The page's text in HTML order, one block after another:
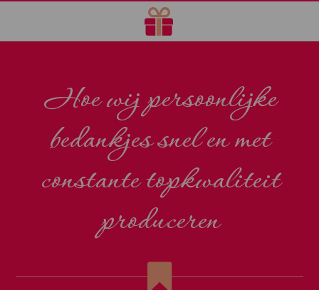
Hoe wij persoonlijke
bedankjes snel en met
constante topkwaliteit
produceren